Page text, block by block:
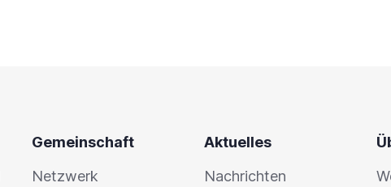
Gemeinschaft
Netzwerk
Aktuelles
Nachrichten